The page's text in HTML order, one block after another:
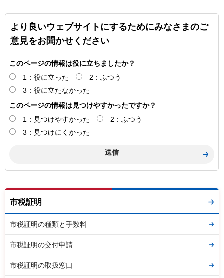
より良いウェブサイトにするためにみなさまのご
意見をお聞かせください
このページの情報は役に立ちましたか？
1：役に立った
2：ふつう
3：役に立たなかった
このページの情報は見つけやすかったですか？
1：見つけやすかった
2：ふつう
3：見つけにくかった
市税証明
市税証明の種類と手数料
市税証明の交付申請
市税証明の取扱窓口